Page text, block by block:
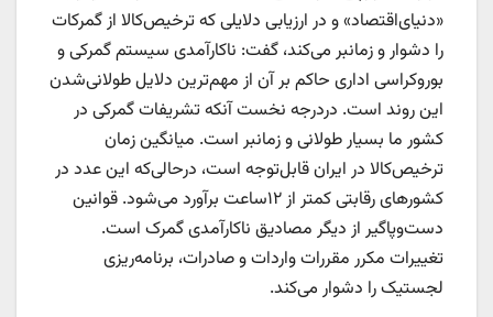
«دنیای‌اقتصاد» و در ارزیابی دلایلی که ترخیص‌کالا از گمرکات
را دشوار و زمانبر می‌کند، گفت: ناکارآمدی سیستم گمرکی و
بوروکراسی اداری حاکم بر آن از مهم‌ترین دلایل طولانی‌شدن
این روند است. در‌درجه نخست آنکه تشریفات گمرکی در
کشور ما بسیار طولانی و زمانبر است. میانگین زمان
ترخیص‌کالا در ایران قابل‌توجه است، درحالی‌که این عدد در
کشورهای رقابتی کمتر از ۱۲‌ساعت برآورد می‌شود. قوانین
دست‌‌‌‌‌وپاگیر از دیگر مصادیق ناکارآمدی گمرک است.
تغییرات مکرر مقررات واردات و صادرات، برنامه‌‌‌‌‌ریزی
لجستیک را دشوار می‌کند.